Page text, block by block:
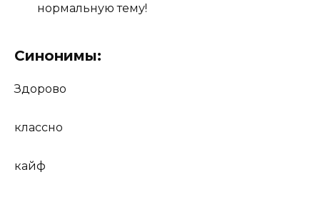
нормальную тему!
Синонимы:
Здорово
классно
кайф